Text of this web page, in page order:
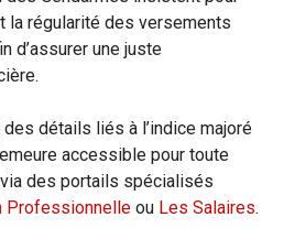
la régularité des versements
d’assurer une juste
détails liés à l’indice majoré
accessible pour toute
des portails spécialisés
Professionnelle ou Les Salaires.